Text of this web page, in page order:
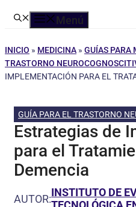
Menú
INICIO » MEDICINA » GUÍAS PARA
TRASTORNO
IMPLEMENTACIÓN PARA EL
GUÍA PARA EL TRASTORNO
Estrategias de
para el
Demencia
AUTOR:INSTITUTO DE